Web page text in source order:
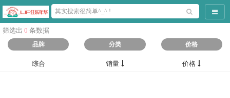
导航
筛选出 0 条数据
品牌 分类 价格
综合 销量 价格